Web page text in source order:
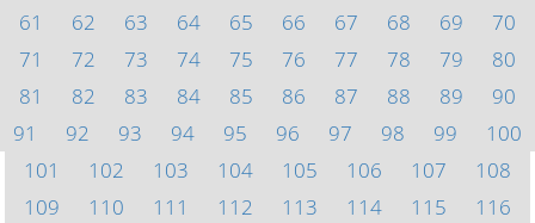
61
62 63 64 65 66 67 68 69
70
71
72 73 74 75 76 77 78 79
80
81
82 83 84 85 86 87 88 89
90
91
92 93 94 95 96 97 98 99
100
101
102 103 104 105 106 107
108
109
110 111 112 113 114 115
116